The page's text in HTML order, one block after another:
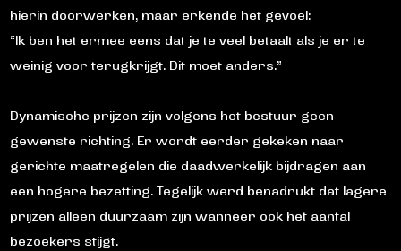
hierin doorwerken, maar erkende het gevoel:
“Ik ben het ermee eens dat je te veel betaalt als je er te
weinig voor terugkrijgt. Dit moet anders.”
Dynamische prijzen zijn volgens het bestuur geen
gewenste richting. Er wordt eerder gekeken naar
gerichte maatregelen die daadwerkelijk bijdragen aan
een hogere bezetting. Tegelijk werd benadrukt dat lagere
prijzen alleen duurzaam zijn wanneer ook het aantal
bezoekers stijgt.